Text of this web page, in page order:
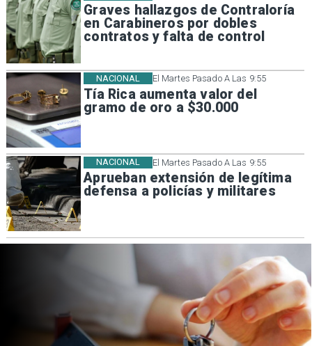
Graves hallazgos de Contraloría
en Carabineros por dobles
contratos y falta de control
El Martes Pasado A Las 9:55
Tía Rica aumenta valor del
gramo de oro a $30.000
NACIONAL
El Martes Pasado A Las 9:55
Aprueban extensión de legítima
defensa a policías y militares
NACIONAL